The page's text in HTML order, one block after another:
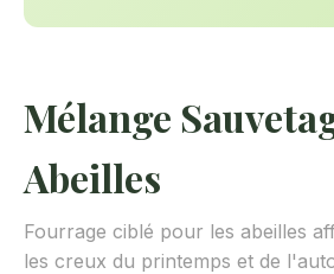
Mélange
Abeilles
Fourrage ciblé pour les abeilles
les creux du printemps et de